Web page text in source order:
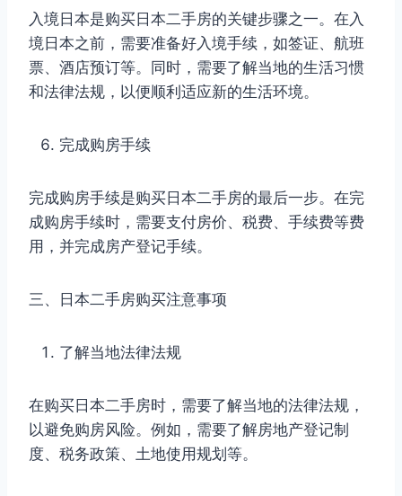
入境日本是购买日本二手房的关键步骤之一。在入
境日本之前，需要准备好入境手续，如签证、航班
票、酒店预订等。同时，需要了解当地的生活习惯
和法律法规，以便顺利适应新的生活环境。
完成购房手续
完成购房手续是购买日本二手房的最后一步。在完
成购房手续时，需要支付房价、税费、手续费等费
用，并完成房产登记手续。
三、日本二手房购买注意事项
了解当地法律法规
在购买日本二手房时，需要了解当地的法律法规，
以避免购房风险。例如，需要了解房地产登记制
度、税务政策、土地使用规划等。